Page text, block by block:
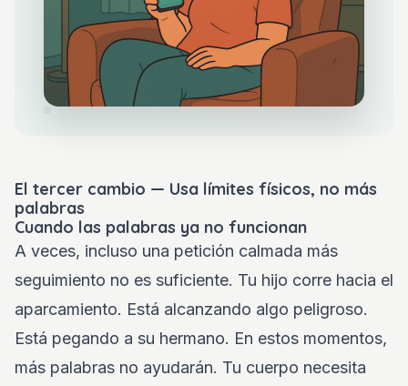
El tercer cambio — Usa límites físicos, no más
palabras
Cuando las palabras ya no funcionan
A veces, incluso una petición calmada más
seguimiento no es suficiente. Tu hijo corre hacia el
aparcamiento. Está alcanzando algo peligroso.
Está pegando a su hermano. En estos momentos,
más palabras no ayudarán. Tu cuerpo necesita